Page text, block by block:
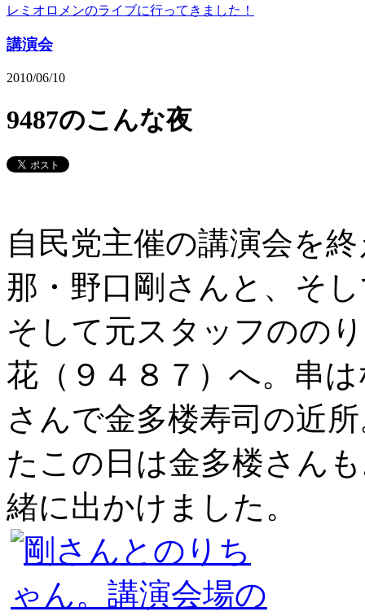
レミオロメンのライブに行ってきました！
講演会
2010/06/10
9487のこんな夜
自民党主催の講演会を
那・野口剛さんと、そ
そして元スタッフのの
花（９４８７）へ。串
さんで金多楼寿司の近
たこの日は金多楼さん
緒に出かけました。